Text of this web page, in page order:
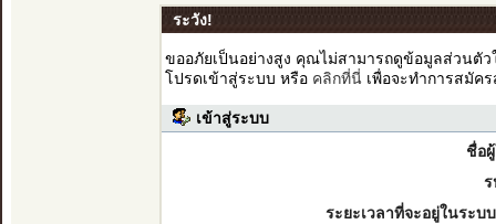
ระวัง!
ขออภัยเป็นอย่างสูง คุณไม่สามารถดูข้อมูลส่วนตั
โปรดเข้าสู่ระบบ หรือ คลิกที่นี่เพื่อจะทำการสมัค
เข้าสู่ระบบ
ชื่อ
ระยะเวลาที่จะอยู่ในระบ